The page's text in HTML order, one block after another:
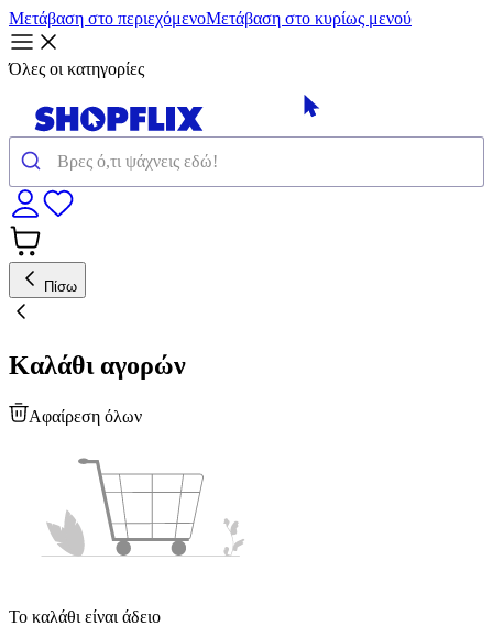
Μετάβαση στο περιεχόμενοΜετάβαση στο κυρίως μενού
Όλες οι κατηγορίες
Πίσω
Καλάθι αγορών
Αφαίρεση όλων
Το καλάθι είναι άδειο